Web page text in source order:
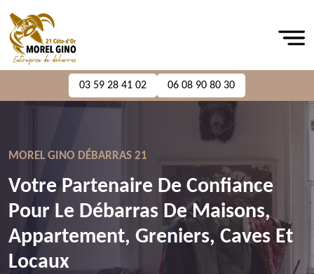
03 59 28 41 02 06 08 90 80 30
MOREL GINO DÉBARRAS 21
Votre Partenaire De Confiance
Pour Le Débarras De Maisons,
Appartement, Greniers, Caves Et
Locaux